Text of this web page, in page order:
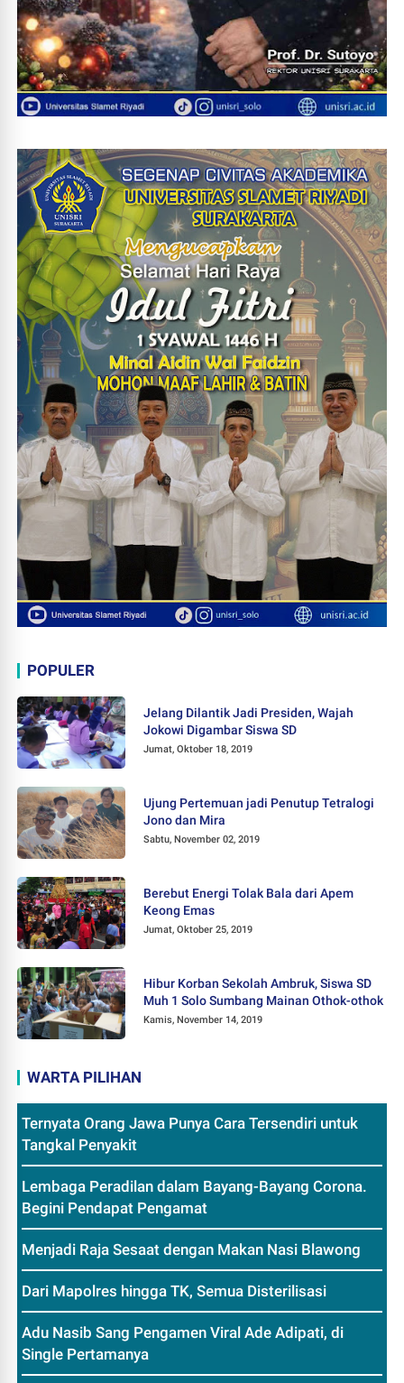
POPULER
Jelang Dilantik Jadi Presiden, Wajah
Jokowi Digambar Siswa SD
Jumat, Oktober 18, 2019
Ujung Pertemuan jadi Penutup Tetralogi
Jono dan Mira
Sabtu, November 02, 2019
Berebut Energi Tolak Bala dari Apem
Keong Emas
Jumat, Oktober 25, 2019
Hibur Korban Sekolah Ambruk, Siswa SD
Muh 1 Solo Sumbang Mainan Othok-othok
Kamis, November 14, 2019
WARTA PILIHAN
Ternyata Orang Jawa Punya Cara Tersendiri untuk
Tangkal Penyakit
Lembaga Peradilan dalam Bayang-Bayang Corona.
Begini Pendapat Pengamat
Menjadi Raja Sesaat dengan Makan Nasi Blawong
Dari Mapolres hingga TK, Semua Disterilisasi
Adu Nasib Sang Pengamen Viral Ade Adipati, di
Single Pertamanya